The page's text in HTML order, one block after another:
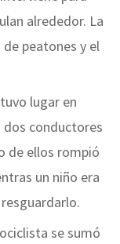
alrededor. La
peatones y el
lugar en
dos conductores
de ellos rompió
un niño era
se sumó